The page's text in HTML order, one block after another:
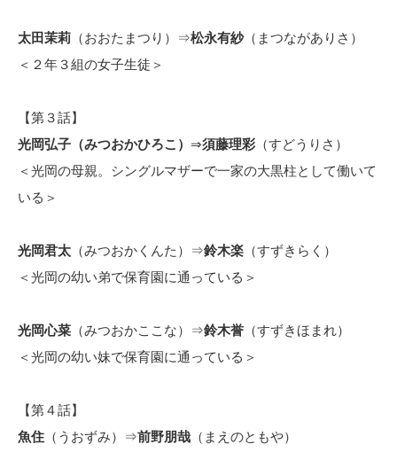
太田茉莉 （おおたまつり）⇒松永有紗（まつながありさ）
＜２年３組の女子生徒＞
【第３話】
光岡弘子（みつおかひろこ） ⇒須藤理彩 （すどうりさ）
＜光岡の母親。シングルマザーで一家の大黒柱として働いて
いる＞
光岡君太 （みつおかくんた）⇒鈴木楽 （すずきらく）
＜光岡の幼い弟で保育園に通っている＞
光岡心菜 （みつおかここな）⇒鈴木誉 （すずきほまれ）
＜光岡の幼い妹で保育園に通っている＞
【第４話】
魚住 （うおずみ）⇒前野朋哉 （まえのともや）